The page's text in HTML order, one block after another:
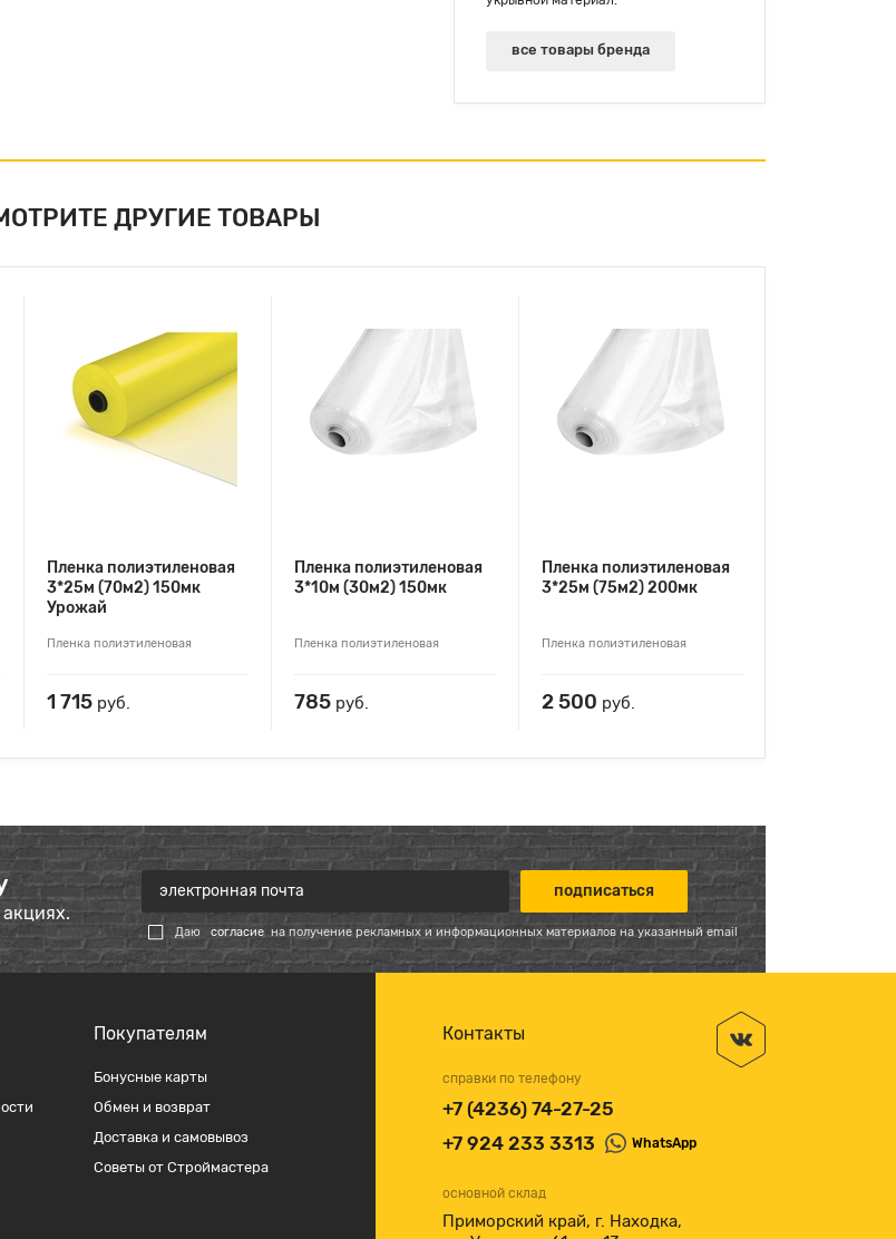
все товары бренда
ДРУГИЕ ТОВАРЫ
Пленка полиэтиленовая
3*25м (70м2) 150мк
Урожай
Пленка полиэтиленовая
1 715 руб.
Пленка полиэтиленовая
3*10м (30м2) 150мк
Пленка полиэтиленовая
785 руб.
Пленка полиэтиленовая
3*25м (75м2) 200мк
Пленка полиэтиленовая
2 500 руб.
Даю согласие на получение рекламных и информационных материалов на указанный email
Контакты
справки по телефону
+7 (4236) 74-27-25
+7 924 233 3313
WhatsApp
основной склад
Приморский край, г. Находка,
Покупателям
Бонусные карты
Обмен и возврат
Доставка и самовывоз
Советы от Строймастера